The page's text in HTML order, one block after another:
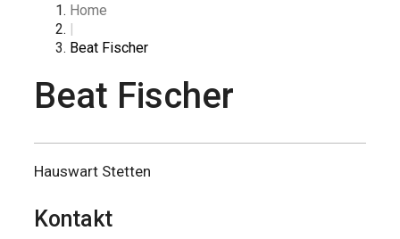
Home
|
Beat Fischer
Beat Fischer
Hauswart Stetten
Kontakt